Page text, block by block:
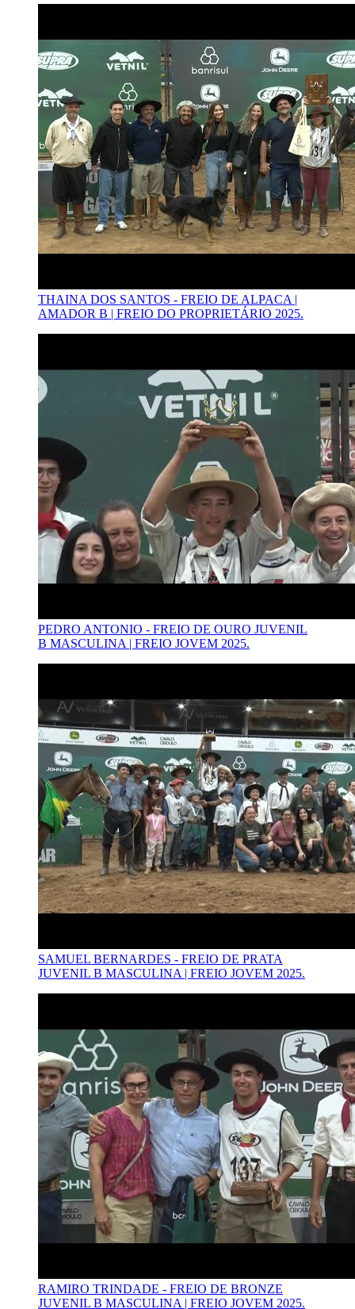
THAINA DOS SANTOS - FREIO DE ALPACA |
AMADOR B | FREIO DO PROPRIETÁRIO 2025.
PEDRO ANTONIO - FREIO DE OURO JUVENIL
B MASCULINA | FREIO JOVEM 2025.
SAMUEL BERNARDES - FREIO DE PRATA
JUVENIL B MASCULINA | FREIO JOVEM 2025.
RAMIRO TRINDADE - FREIO DE BRONZE
JUVENIL B MASCULINA | FREIO JOVEM 2025.